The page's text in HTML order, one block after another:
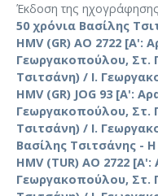
Έκδοση της ηχογράφησης
50 χρόνια Βασίλης
HMV (GR) AO 2722 [Α':
Γεωργακοπούλου, Στ.
Τσιτσάνη) / Ι.
HMV (GR) JOG 93 [Α':
Γεωργακοπούλου, Στ.
Τσιτσάνη) / Ι.
Βασίλης Τσιτσάνης -
HMV (TUR) AO 2722
Γεωργακοπούλου, Στ.